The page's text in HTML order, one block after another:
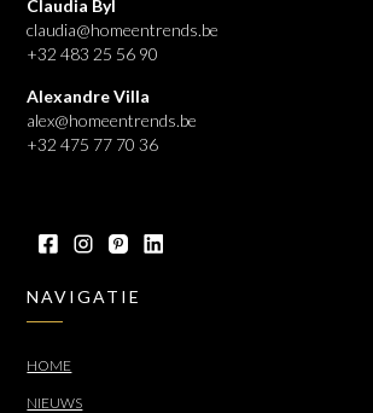
Claudia Byl
claudia@homeentrends.be
+32 483 25 56 90
Alexandre Villa
alex@homeentrends.be
+32 475 77 70 36
NAVIGATIE
HOME
NIEUWS